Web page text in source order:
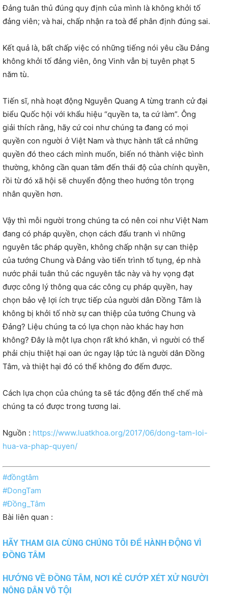
Đảng tuân thủ đúng quy định của mình là không khởi tố
đảng viên; và hai, chấp nhận ra toà để phân định đúng sai.
Kết quả là, bất chấp việc có những tiếng nói yêu cầu Đảng
không khởi tố đảng viên, ông Vinh vẫn bị tuyên phạt 5
năm tù.
Tiến sĩ, nhà hoạt động Nguyễn Quang A từng tranh cử đại
biểu Quốc hội với khẩu hiệu “quyền ta, ta cứ làm”. Ông
giải thích rằng, hãy cứ coi như chúng ta đang có mọi
quyền con người ở Việt Nam và thực hành tất cả những
quyền đó theo cách mình muốn, biến nó thành việc bình
thường, không cần quan tâm đến thái độ của chính quyền,
rồi từ đó xã hội sẽ chuyển động theo hướng tôn trọng
nhân quyền hơn.
Vậy thì mỗi người trong chúng ta có nên coi như Việt Nam
đang có pháp quyền, chọn cách đấu tranh vì những
nguyên tắc pháp quyền, không chấp nhận sự can thiệp
của tướng Chung và Đảng vào tiến trình tố tụng, ép nhà
nước phải tuân thủ các nguyên tắc này và hy vọng đạt
được công lý thông qua các công cụ pháp quyền, hay
chọn bảo vệ lợi ích trực tiếp của người dân Đồng Tâm là
không bị khởi tố nhờ sự can thiệp của tướng Chung và
Đảng? Liệu chúng ta có lựa chọn nào khác hay hơn
không? Đây là một lựa chọn rất khó khăn, vì người có thể
phải chịu thiệt hại oan ức ngay lập tức là người dân Đồng
Tâm, và thiệt hại đó có thể không đo đếm được.
Cách lựa chọn của chúng ta sẽ tác động đến thể chế mà
chúng ta có được trong tương lai.
Nguồn : https://www.luatkhoa.org/2017/06/dong-tam-loi-
hua-va-phap-quyen/
#đồngtâm
#DongTam
#Đồng_Tâm
Bài liên quan :
HÃY THAM GIA CÙNG CHÚNG TÔI ĐỂ HÀNH ĐỘNG VÌ
ĐỒNG TÂM
HƯỚNG VỀ ĐỒNG TÂM, NƠI KẺ CƯỚP XÉT XỬ NGƯỜI
NÔNG DÂN VÔ TỘI